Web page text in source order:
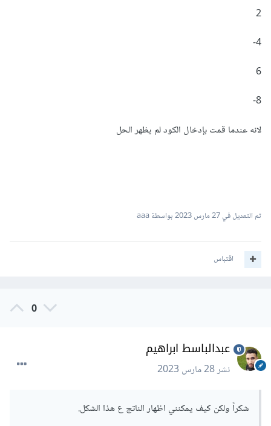
2
4-
6
8-
لانه عندما قمت بإدخال الكود لم يظهر الحل
تم التعديل في27 مارس 2023 بواسطة aaa
اقتباس
0
عبدالباسط ابراهيم
نشر28 مارس 2023
شكراً ولكن كيف يمكنني اظهار الناتج ع هذا الشكل.